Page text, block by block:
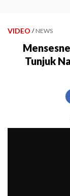
VIDEO / NEWS
Tunjuk